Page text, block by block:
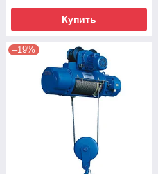
Купить
–19%